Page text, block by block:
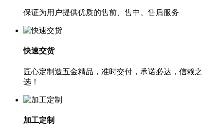
保证为用户提供优质的售前、售中、售后服务
快速交货
匠心定制造五金精品，准时交付，承诺必达，信赖之
选！
加工定制